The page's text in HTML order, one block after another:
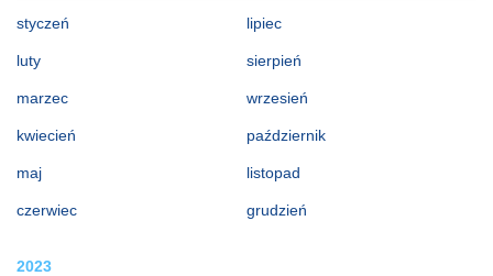
styczeń
luty
marzec
kwiecień
maj
czerwiec
lipiec
sierpień
wrzesień
październik
listopad
grudzień
2023